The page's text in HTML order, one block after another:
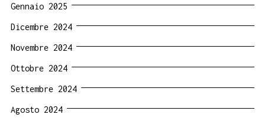
Gennaio 2025
Dicembre 2024
Novembre 2024
Ottobre 2024
Settembre 2024
Agosto 2024